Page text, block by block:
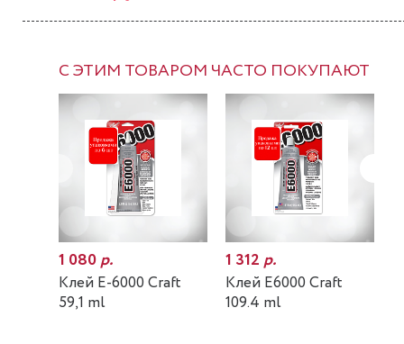
С ЭТИМ ТОВАРОМ ЧАСТО ПОКУПАЮТ
1 080р.
Клей E-6000 Craft
59,1 ml
1 312р.
Клей E6000 Craft
109.4 ml